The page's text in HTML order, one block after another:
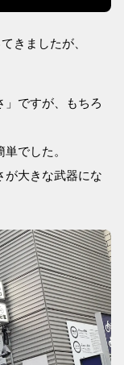
きましたが、
」ですが、もちろ
でした。
が大きな武器にな